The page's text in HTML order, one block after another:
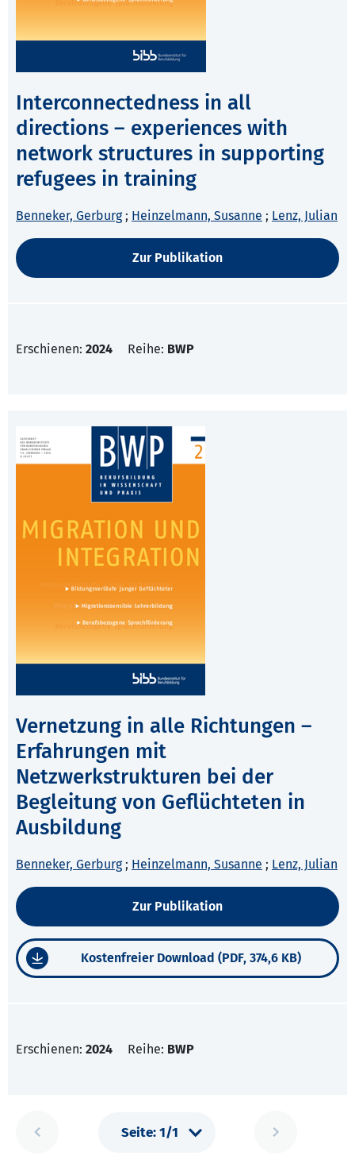
Interconnectedness in all
directions – experiences with
network structures in supporting
refugees in training
Benneker, Gerburg; Heinzelmann, Susanne ; Lenz, Julian
Zur Publikation
Erschienen: 2024 Reihe: BWP
Vernetzung in alle Richtungen –
Erfahrungen mit
Netzwerkstrukturen bei der
Begleitung von Geflüchteten in
Ausbildung
Benneker, Gerburg; Heinzelmann, Susanne ; Lenz, Julian
Zur Publikation
Kostenfreier Download (PDF, 374,6 KB)
Erschienen: 2024 Reihe: BWP